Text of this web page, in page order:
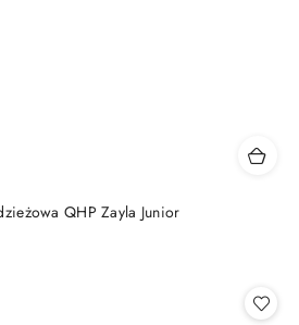
QHP Zayla Junior